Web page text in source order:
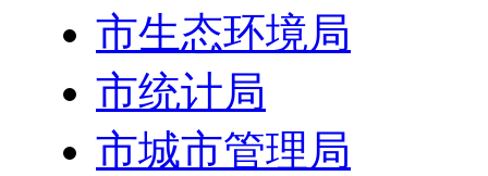
市生态环境局
市统计局
市城市管理局